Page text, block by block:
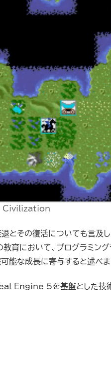
Civilization
とその復活についても言及
育において、プログラミン
能な成長に寄与すると述べま
Engine 5を基盤とした技術